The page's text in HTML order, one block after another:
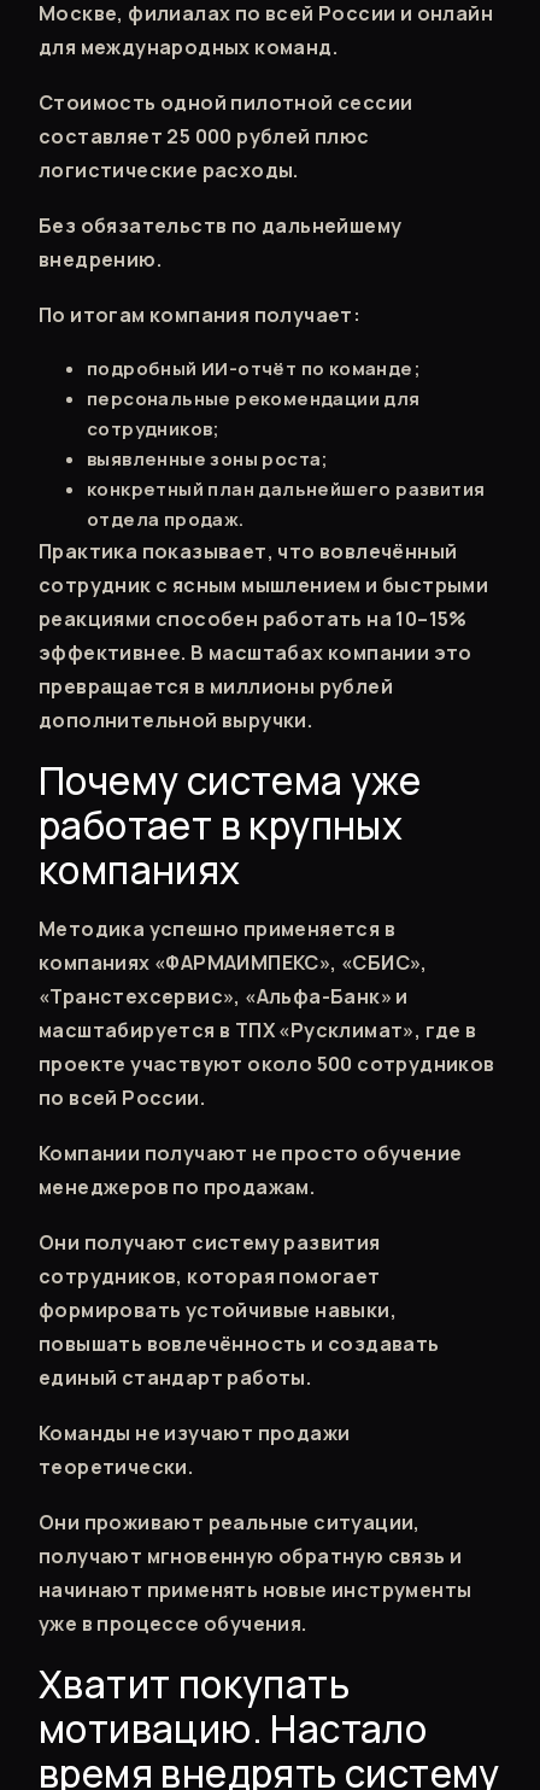
Москве, филиалах по всей России и онлайн
для международных команд.
Стоимость одной пилотной сессии
составляет 25 000 рублей плюс
логистические расходы.
Без обязательств по дальнейшему
внедрению.
По итогам компания получает:
подробный ИИ-отчёт по команде;
персональные рекомендации для
сотрудников;
выявленные зоны роста;
конкретный план дальнейшего развития
отдела продаж.
Практика показывает, что вовлечённый
сотрудник с ясным мышлением и быстрыми
реакциями способен работать на 10–15%
эффективнее. В масштабах компании это
превращается в миллионы рублей
дополнительной выручки.
Почему система уже
работает в крупных
компаниях
Методика успешно применяется в
компаниях «ФАРМАИМПЕКС», «СБИС»,
«Транстехсервис», «Альфа-Банк» и
масштабируется в ТПХ «Русклимат», где в
проекте участвуют около 500 сотрудников
по всей России.
Компании получают не просто обучение
менеджеров по продажам.
Они получают систему развития
сотрудников, которая помогает
формировать устойчивые навыки,
повышать вовлечённость и создавать
единый стандарт работы.
Команды не изучают продажи
теоретически.
Они проживают реальные ситуации,
получают мгновенную обратную связь и
начинают применять новые инструменты
уже в процессе обучения.
Хватит покупать
мотивацию. Настало
время внедрять систему